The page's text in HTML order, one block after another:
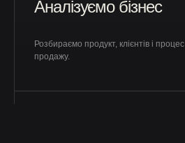
Аналізуємо бізнес
Розбираємо продукт, клієнтів і процес
продажу.